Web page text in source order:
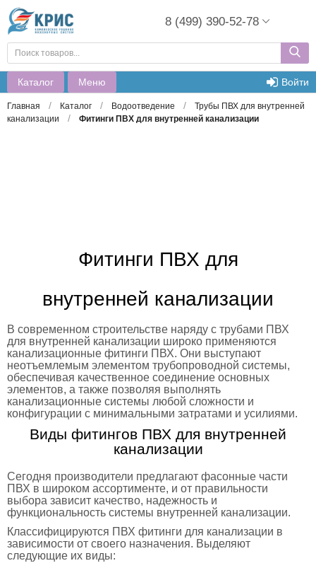
8 (499) 390-52-78
Каталог Меню Войти
Главная / Каталог / Водоотведение /
Трубы ПВХ для внутренней
канализации
/ Фитинги ПВХ для внутренней канализации
Фитинги ПВХ для
внутренней канализации
В современном строительстве наряду с трубами ПВХ
для внутренней канализации широко применяются
канализационные фитинги ПВХ. Они выступают
неотъемлемым элементом трубопроводной системы,
обеспечивая качественное соединение основных
элементов, а также позволяя выполнять
канализационные системы любой сложности и
конфигурации с минимальными затратами и усилиями.
Виды фитингов ПВХ для внутренней
канализации
Сегодня производители предлагают фасонные части
ПВХ в широком ассортименте, и от правильности
выбора зависит качество, надежность и
функциональность системы внутренней канализации.
Классифицируются ПВХ фитинги для канализации в
зависимости от своего назначения. Выделяют
следующие их виды: